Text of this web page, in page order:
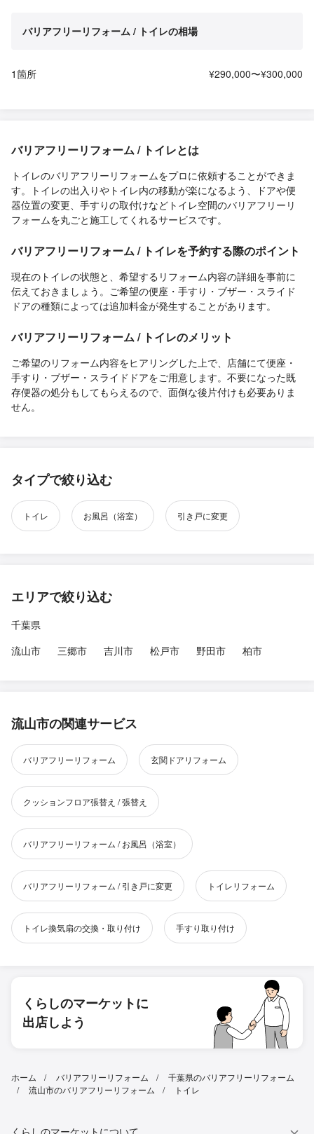
バリアフリーリフォーム / トイレの相場
1箇所 ¥290,000〜¥300,000
バリアフリーリフォーム / トイレとは
トイレのバリアフリーリフォームをプロに依頼することができま
す。トイレの出入りやトイレ内の移動が楽になるよう、ドアや便
器位置の変更、手すりの取付けなどトイレ空間のバリアフリーリ
フォームを丸ごと施工してくれるサービスです。
バリアフリーリフォーム / トイレを予約する際のポイント
現在のトイレの状態と、希望するリフォーム内容の詳細を事前に
伝えておきましょう。ご希望の便座・手すり・ブザー・スライド
ドアの種類によっては追加料金が発生することがあります。
バリアフリーリフォーム / トイレのメリット
ご希望のリフォーム内容をヒアリングした上で、店舗にて便座・
手すり・ブザー・スライドドアをご用意します。不要になった既
存便器の処分もしてもらえるので、面倒な後片付けも必要ありま
せん。
タイプで絞り込む
トイレ お風呂（浴室） 引き戸に変更
エリアで絞り込む
千葉県
流山市
三郷市 吉川市 松戸市 野田市 柏市
流山市の関連サービス
バリアフリーリフォーム 玄関ドアリフォーム
クッションフロア張替え / 張替え
バリアフリーリフォーム / お風呂（浴室）
バリアフリーリフォーム / 引き戸に変更 トイレリフォーム
トイレ換気扇の交換・取り付け 手すり取り付け
くらしのマーケットに
出店しよう
ホーム バリアフリーリフォーム
千葉県のバリアフリーリフォーム
流山市のバリアフリーリフォーム
トイレ